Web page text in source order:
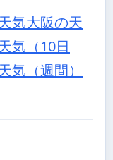
気大阪の天
気（10日
気（週間）